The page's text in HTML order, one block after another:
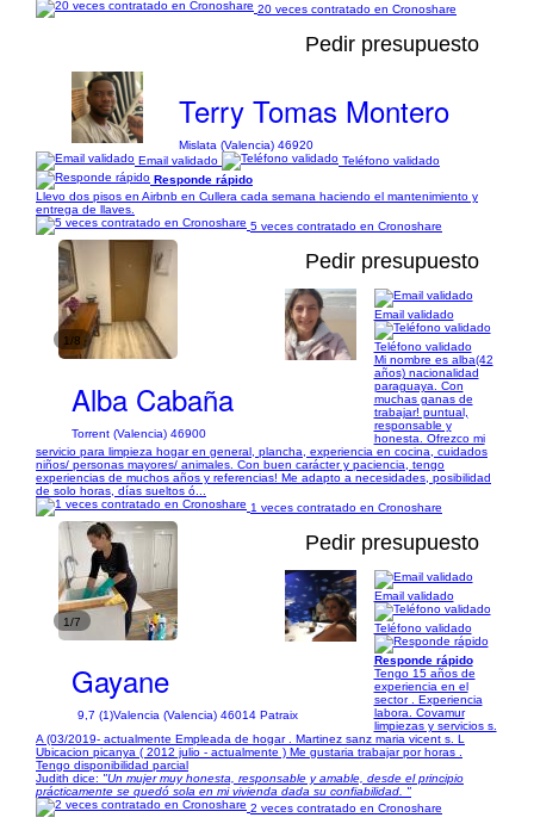
20 veces contratado en Cronoshare
Pedir presupuesto
Terry Tomas Montero
Mislata (Valencia) 46920
Email validado
Teléfono validado
Responde rápido
Llevo dos pisos en Airbnb en Cullera cada semana haciendo el mantenimiento y
entrega de llaves.
5 veces contratado en Cronoshare
1/8
Pedir presupuesto
Alba Cabaña
Torrent (Valencia) 46900
Email validado
Teléfono validado
Mi nombre es alba(42
años) nacionalidad
paraguaya. Con
muchas ganas de
trabajar! puntual,
responsable y
honesta. Ofrezco mi
servicio para limpieza hogar en general, plancha, experiencia en cocina, cuidados
niños/ personas mayores/ animales. Con buen carácter y paciencia, tengo
experiencias de muchos años y referencias! Me adapto a necesidades, posibilidad
de solo horas, días sueltos ó...
1 veces contratado en Cronoshare
1/7
Pedir presupuesto
Gayane
9,7 (1)Valencia (Valencia) 46014 Patraix
Email validado
Teléfono validado
Responde rápido
Tengo 15 años de
experiencia en el
sector . Experiencia
labora. Covamur
limpiezas y servicios s.
A (03/2019- actualmente Empleada de hogar . Martinez sanz maria vicent s. L
Ubicacion picanya ( 2012 julio - actualmente ) Me gustaria trabajar por horas .
Tengo disponibilidad parcial
Judith dice: "Un mujer muy honesta, responsable y amable, desde el principio
prácticamente se quedó sola en mi vivienda dada su confiabilidad. "
2 veces contratado en Cronoshare